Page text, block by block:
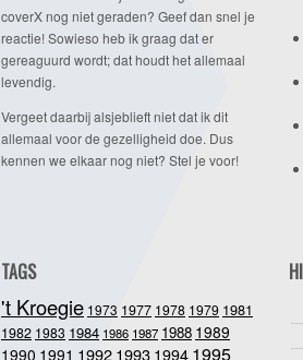
coverX nog niet geraden? Geef dan snel je
reactie! Sowieso heb ik graag dat er
gereaguurd wordt; dat houdt het allemaal
levendig.
Vergeet daarbij alsjeblieft niet dat ik dit
allemaal voor de gezelligheid doe. Dus
kennen we elkaar nog niet? Stel je voor!
TAGS
't Kroegie 1973 1977 1978 1979 1981
1982 1983 1984 1986 1987 1988 1989
1990 1991 19921993 1994 1995